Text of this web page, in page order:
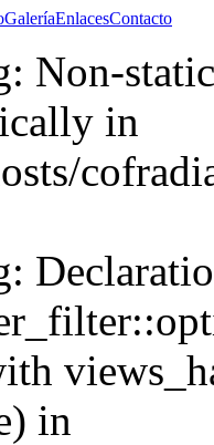
GaleríaEnlacesContacto
Non-
in
in